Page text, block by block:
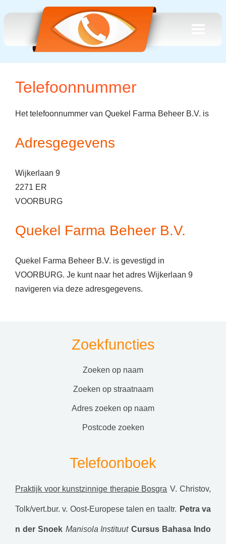
Telefoonnummer
Het telefoonnummer van Quekel Farma Beheer B.V. is
Adresgegevens
Wijkerlaan 9
2271 ER
VOORBURG
Quekel Farma Beheer B.V.
Quekel Farma Beheer B.V. is gevestigd in
VOORBURG. Je kunt naar het adres Wijkerlaan 9
navigeren via deze adresgegevens.
Zoekfuncties
zoeken op naam
zoeken op straatnaam
adres zoeken op naam
postcode zoeken
Telefoonboek
Praktijk voor kunstzinnige therapie Bosgra V. Christov,
Tolk/vert.bur. v. Oost-Europese talen en taaltr. Petra va
n der Snoek Manisola Instituut Cursus Bahasa Indo